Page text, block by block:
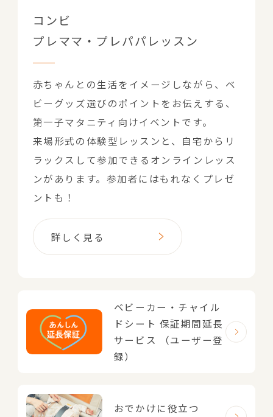
コンビ
プレママ・プレパパレッスン
赤ちゃんとの生活をイメージしながら、ベ
ビーグッズ選びのポイントをお伝えする、
第一子マタニティ向けイベントです。
来場形式の体験型レッスンと、自宅からリ
ラックスして参加できるオンラインレッス
ンがあります。参加者にはもれなくプレゼ
ントも！
詳しく見る
ベビーカー・チャイル
ドシート 保証期間延長
サービス
（ユーザー登
録）
おでかけに役立つ